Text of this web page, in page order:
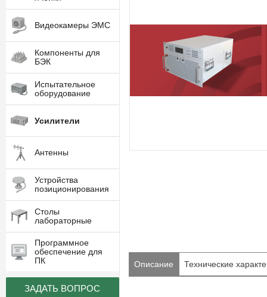
Видеокамеры ЭМС
Компоненты для
БЭК
Испытательное
оборудование
Усилители
Антенны
Устройства
позиционирования
Столы
лабораторные
Программное
обеспечение для
ПК
ЗАДАТЬ ВОПРОС
Описание Технические